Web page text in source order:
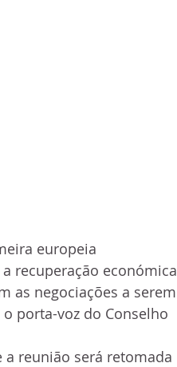
europeia
recuperação económica
as negociações a serem
porta-voz do Conselho
reunião será retomada